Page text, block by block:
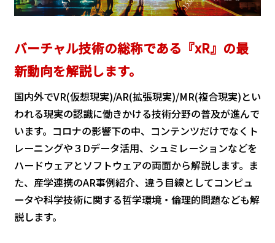
バーチャル技術の総称である『xR』の最
新動向を解説します。
国内外でVR(仮想現実)/AR(拡張現実)/MR(複合現実)とい
われる現実の認識に働きかける技術分野の普及が進んで
います。コロナの影響下の中、コンテンツだけでなくト
レーニングや３Dデータ活用、シュミレーションなどを
ハードウェアとソフトウェアの両面から解説します。ま
た、産学連携のAR事例紹介、違う目線としてコンピュ
ータや科学技術に関する哲学環境・倫理的問題なども解
説します。